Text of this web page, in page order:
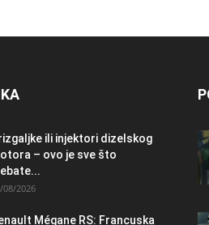
ili injektori dizelskog
– ovo je sve što
08/2026
Mégane RS: Francuska